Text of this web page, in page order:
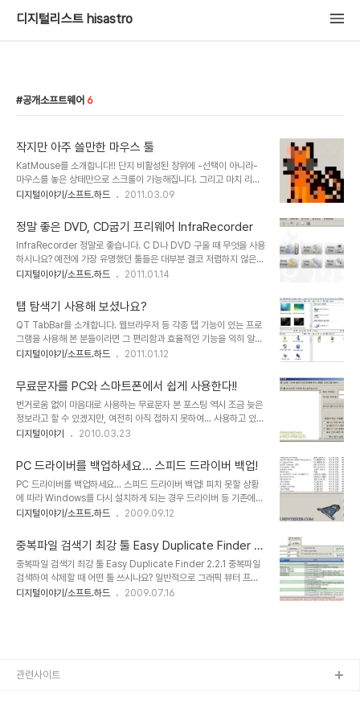
디지털리스트 hisastro
공개소프트웨어 6
작지만 아주 쓸만한 마우스 툴
KatMouse를 소개합니다!! 단지 비활성된 창위에 -선택이 아니라-
마우스를 놓은 상태만으로 스크롤이 가능해집니다. 그리고 마치 리눅
스 처럼 휠을 누르면 열려 있는 창간의 이동, 즉 단축기 Alt+Tap의 기
실행 하시면 트레이에 왼쪽 이미지처럼 고양이 아이콘이 보일 겁니다.
설치 후에 아무런 설정을 하지 않아도 앞서 말씀드렸던 사항들은 기본
적인 기능으로서 설정되어 있기 때문ㅇ에 바로 사용하실 수 있습니다.
특별한 내용은 없습니다만, 별도의 설정을 하기 위해서는 트레이의 고
양이 아이콘 위에서 마우스 우클릭을 하시면 설정할 수 있는 팝업이 나
각을 해야할 사안이라서 생략하..
디지털이야기/소프트.하드 2011.03.09
정말 좋은 DVD, CD굽기 프리웨어 InfraRecorder
InfraRecorder 정말로 좋습니다. C D나 DVD 구울 때 무엇을 사용
하시나요? 예전에 가장 유명했던 툴들은 대부분 결코 저렴하지 않은
프로그램이었죠? 아시다시피 Nero라던지, Roxio(EasyCD
이러한 프로그램을 사용하기 위해서 크랙버전을 사용하던가 했었습니
다. 뭐 물론 얼마 후의 미래에는 CD와 DVD가 남아 있을까 생각되기
도 합니다마, 우선은 필요한 경우가 적지 않으니.. 알지 못하면 지금도
그렇게 상용 프로그램들을 크랙하여 사용할 수 밖에 없는 상황이 되기
도 하겠지만, 이제 이 글을 읽게 되었고, DVD나 CD를 궈야 하는 분
었다는 이..
디지털이야기/소프트.하드 2011.01.14
탭 탐색기 사용해 보셨나요?
QT TabBar를 소개합니다. 웹브라우저 등 각종 탭 기능이 있는 프로
그램을 사용해 본 분들이라면 그 편리함과 효율적인 기능을 익히 알고
계시리라 생각합니다. 이전엔 탐색기 창이 4개인 Q-Dir이란 프로그
장단점은 있겠지만, 사용하는 효율성 면에서는 기본 탐색기 보다는 훨
씬 좋겠다는 생각이 드는 군요. 한글도 지원하고 공개프로그램이라서
사용에 따른 부담도 없습니다. 물론 사용하기 쉽고 편리한 부분은 말할
것도 없구요. ^^ QT-TabBar를 설치하면 위의 탐색기 창에서 빨간
색 테두리 부분에 탭기능이 활성화 됩니다. 참고적으로 설치가 끝나면
수할 수 있다는 생각..
디지털이야기/소프트.하드 2011.01.12
무료문자를 PC와 스마트폰에서 쉽게 사용한다!!
번거로움 없이 마음대로 사용하는 무료문자 본 포스팅 역시 조금 늦은
정보라고 할 수 있겠지만, 여전히 아직 접하지 못하여... 사용하고 있지
않은 분들을 위한 내용임을 먼저 밝힙니다. 또한 이러한 좋은 정보들은
포스팅을 하는 이유이기도 합니다. 휴대전화가 보편화되면서 문자메
시지SMS는 하나의 일상이 되었다고 할 수 있습니다. 어떤 경우는 음
성통화 보다 문자를 더 많이 주고 받기도 하고... 그래서 문자메시지가
특화된 요금제가 따로 있을 정도이며, 그렇기 때문에 적지 않은 기업들
은 요 SMS문자를 고객 유치 또는 유지를 위한 마케팅 수단으로 활용
다. [무료문자 제공 사이트..
디지털이야기 2010.03.23
PC 드라이버를 백업하세요... 스피드 드라이버 백업!
PC 드라이버를 백업하세요... 스피드 드라이버 백업! 피치 못할 상황
에 따라 Windows를 다시 설치하게 되는 경우 드라이버 등 기존에
설치되어 있는 기본적인 사항들을 백업하지 못한 경우가 종종 있습니
아시는 분들도 있겠지만, 아직 모르는 분들을 위한 것이니... 알고계신
분들께는 양해를 구합니다. ^^ 뉴테스트그룹
(http://newtester.com)이라는 사이트에서 여러 분들이 함께 참여
하여 만든 "스피드 드라이버 백업"이란 이름의 프로그램입니다. 한글
프로그램이기도 하지만 사용설명이 필요없어도 될 만큼 클릭 클릭 만
디지털이야기/소프트.하드 2009.09.12
중복파일 검색기 최강 툴 Easy Duplicate Finder 2.
2.1
중복파일 검색기 최강 툴 Easy Duplicate Finder 2.2.1 중복파일
검색하여 삭제할 때 어떤 툴 쓰시나요? 일반적으로 그래픽 뷰터 프로
그램들에서 지원하는 중복파일을 검색하는 기능도 사용해 보았고, 유
에 가보시면 알겠지만, 최신 버전은 무료가 아님을 확인하실 수 있습니
디지털이야기/소프트.하드 2009.07.16
관련사이트